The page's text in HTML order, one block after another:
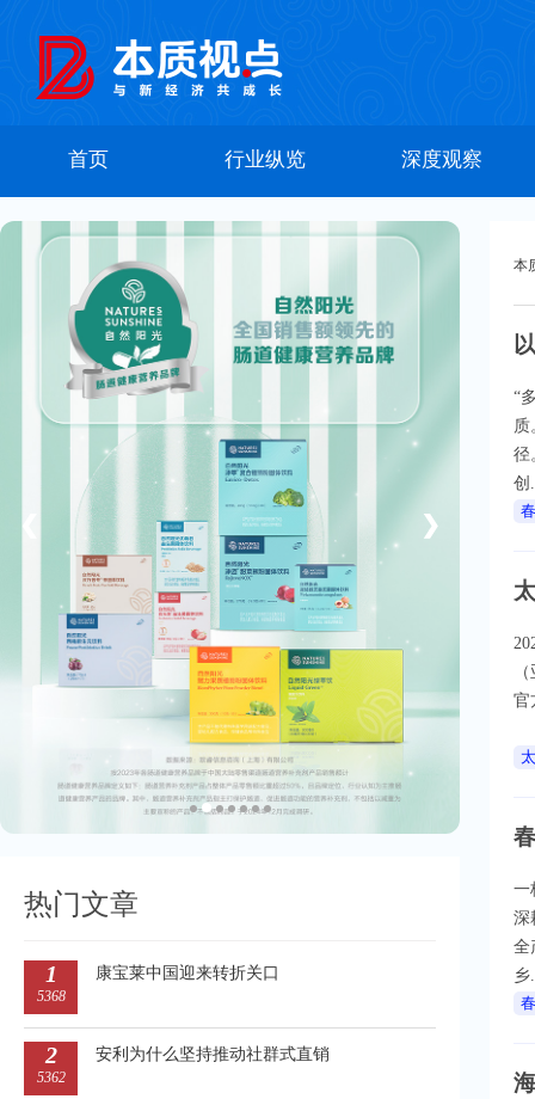
首页 行业纵览 深度观察
❯
热门文章
1
5368
康宝莱中国迎来转折关口
2
5362
安利为什么坚持推动社群式直销
本
“
质
径
创
官
一
深
全
乡